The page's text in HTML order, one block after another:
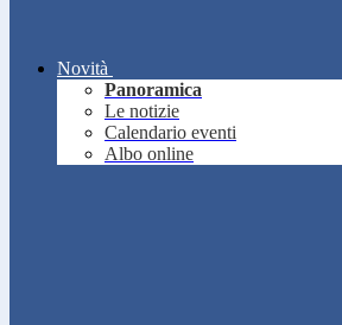
Novità
Panoramica
Le notizie
Calendario eventi
Albo online